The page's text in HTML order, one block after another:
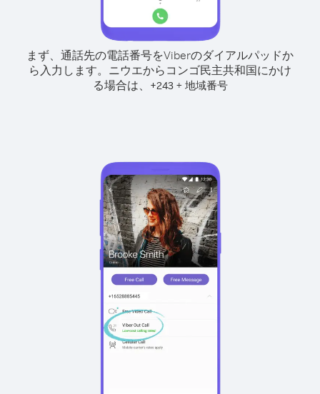
まず、通話先の電話番号をViberのダイアルパッドか
ら入力します。 ニウエからコンゴ民主共和国にかけ
る場合は、
+243+ 地域番号